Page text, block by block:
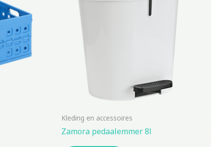
Kleding en accessoires
Zamora pedaalemmer 8l